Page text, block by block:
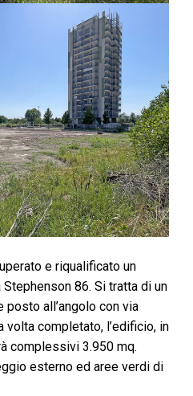
e riqualificato un
86. Si tratta di un
all’angolo con via
volta completato, l’edificio, in
complessivi 3.950 mq.
esterno ed aree verdi di